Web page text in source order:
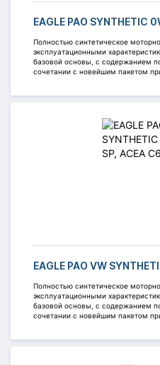
EAGLE PAO SYNTHETIC
Полностью синтетическое
эксплуатационными
базовой основы, с содержанием
сочетании с новейшим пакетом
EAGLE PAO VW
Полностью синтетическое
эксплуатационными
базовой основы, с содержанием
сочетании с новейшим пакетом